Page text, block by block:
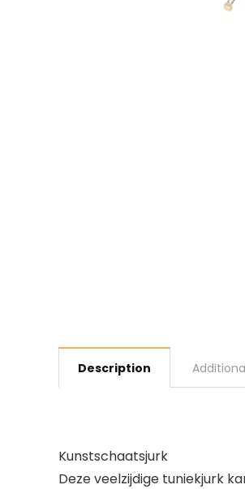
Description
Kunstschaatsjurk
Deze veelzijdige tuniekjurk